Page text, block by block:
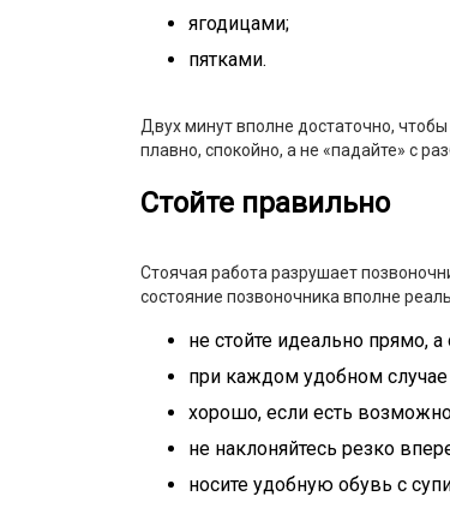
ягодицами;
пятками.
Двух минут вполне достаточно,
плавно, спокойно, а не «падайте» с
Стойте правильно
Стоячая работа разрушает
состояние позвоночника вполне
не стойте идеально прямо,
при каждом удобном
хорошо, если есть
не наклоняйтесь резко
носите удобную обувь с